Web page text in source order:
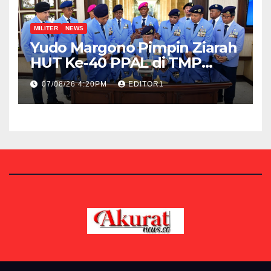
MILITER NEWS
Yudo Margono Pimpin Ziarah
HUT Ke-40 PPAL di TMP
Kalibata
07/08/26 4:20PM EDITOR1